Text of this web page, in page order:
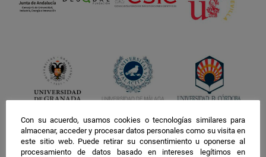
Con su acuerdo, usamos cookies o tecnologías similares para
almacenar, acceder y procesar datos personales como su visita en
este sitio web. Puede retirar su consentimiento u oponerse al
procesamiento de datos basado en intereses legítimos en